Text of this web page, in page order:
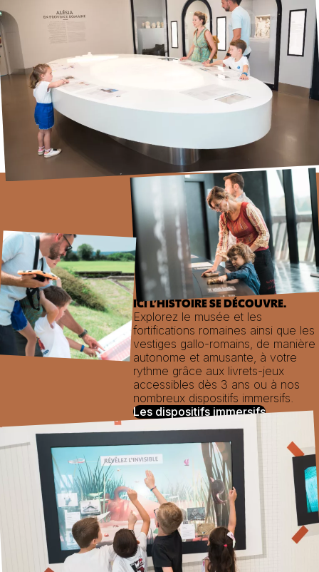
ICI L’HISTOIRE SE DÉCOUVRE.
Explorez le musée et les
fortifications romaines ainsi que les
vestiges gallo-romains, de manière
autonome et amusante, à votre
rythme grâce aux livrets-jeux
accessibles dès 3 ans ou à nos
nombreux dispositifs immersifs.
Les dispositifs immersifs